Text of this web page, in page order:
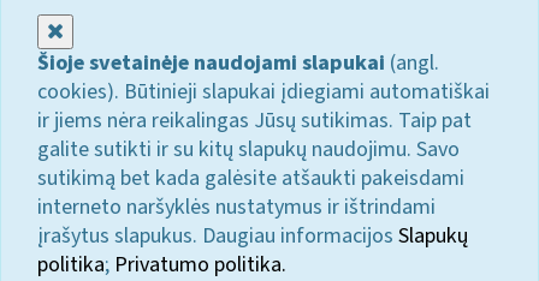
Šioje svetainėje naudojami slapukai (angl.
cookies). Būtinieji slapukai įdiegiami automatiškai
ir jiems nėra reikalingas Jūsų sutikimas. Taip pat
galite sutikti ir su kitų slapukų naudojimu. Savo
sutikimą bet kada galėsite atšaukti pakeisdami
interneto naršyklės nustatymus ir ištrindami
įrašytus slapukus. Daugiau informacijos Slapukų
politika; Privatumo politika.